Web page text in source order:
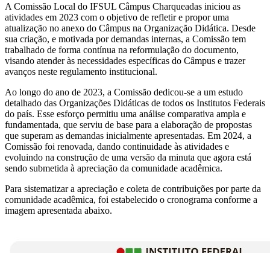
A Comissão Local do IFSUL Câmpus Charqueadas iniciou as
atividades em 2023 com o objetivo de refletir e propor uma
atualização no anexo do Câmpus na Organização Didática. Desde
sua criação, e motivada por demandas internas, a Comissão tem
trabalhado de forma contínua na reformulação do documento,
visando atender às necessidades específicas do Câmpus e trazer
avanços neste regulamento institucional.
Ao longo do ano de 2023, a Comissão dedicou-se a um estudo
detalhado das Organizações Didáticas de todos os Institutos Federais
do país. Esse esforço permitiu uma análise comparativa ampla e
fundamentada, que serviu de base para a elaboração de propostas
que superam as demandas inicialmente apresentadas. Em 2024, a
Comissão foi renovada, dando continuidade às atividades e
evoluindo na construção de uma versão da minuta que agora está
sendo submetida à apreciação da comunidade acadêmica.
Para sistematizar a apreciação e coleta de contribuições por parte da
comunidade acadêmica, foi estabelecido o cronograma conforme a
imagem apresentada abaixo.